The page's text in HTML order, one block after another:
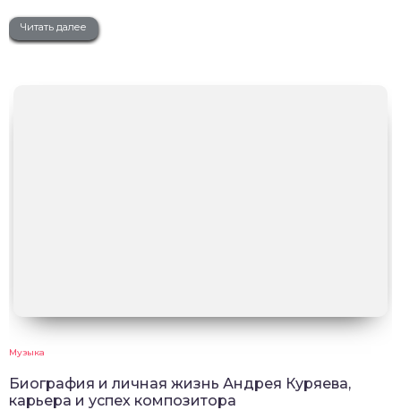
Читать далее
Музыка
Биография и личная жизнь Андрея Куряева,
карьера и успех композитора